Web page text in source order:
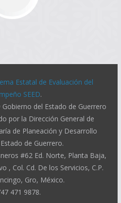
Estatal de Evaluación del
SEED.
del Estado de Guerrero
por la Dirección General de
de Planeación y Desarrollo
de Guerrero.
#62 Ed. Norte, Planta Baja,
, Col. Cd. De los Servicios, C.P.
Gro, México.
471 9878.